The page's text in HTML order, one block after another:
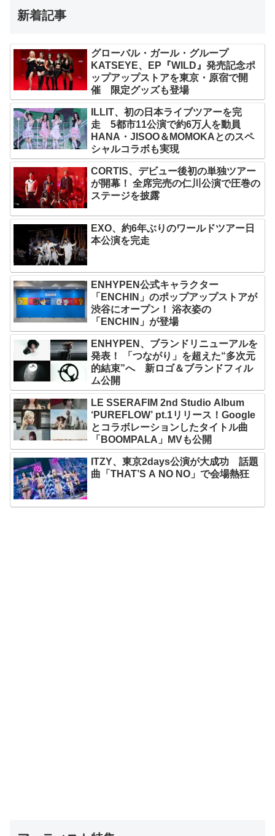
新着記事
グローバル・ガール・グループ
KATSEYE、EP『WILD』発売記念ポ
ップアップストアを東京・原宿で開
催 限定グッズも登場
ILLIT、初の日本ライブツアーを完
走 5都市11公演で約6万人を動員
HANA・JISOO＆MOMOKAとのスペ
シャルコラボも実現
CORTIS、デビュー後初の単独ツアー
が開幕！ 全席完売の仁川公演で圧巻の
ステージを披露
EXO、約6年ぶりのワールドツアー日
本公演を完走
ENHYPEN公式キャラクター
「ENCHIN」のポップアップストアが
渋谷にオープン！ 浴衣姿の
「ENCHIN」が登場
ENHYPEN、ブランドリニューアルを
発表！ 「つながり」を超えた“多次元
的結束”へ 新ロゴ＆ブランドフィル
ム公開
LE SSERAFIM 2nd Studio Album
‘PUREFLOW’ pt.1リリース！Google
とコラボレーションしたタイトル曲
「BOOMPALA」MVも公開
ITZY、東京2days公演が大成功 話題
曲「THAT’S A NO NO」で会場熱狂